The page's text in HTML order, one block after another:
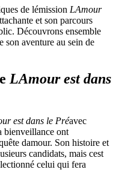
de lémission LAmour
et son parcours
Découvrons ensemble
son aventure au sein de
LAmour est dans
est dans le Préavec
bienveillance ont
damour. Son histoire et
candidats, mais cest
celui qui fera